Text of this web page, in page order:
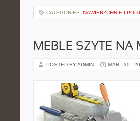
CATEGORIES: NAWIERZCHNIE I
MEBLE SZYTE NA
POSTED BY ADMIN MAR - 30 -